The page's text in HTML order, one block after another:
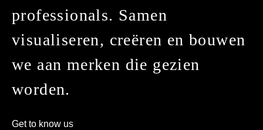
professionals. Samen
visualiseren, creëren en bouwen
we aan merken die gezien
worden.
Get to know us